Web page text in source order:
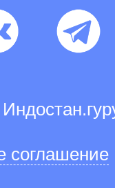
соглашение